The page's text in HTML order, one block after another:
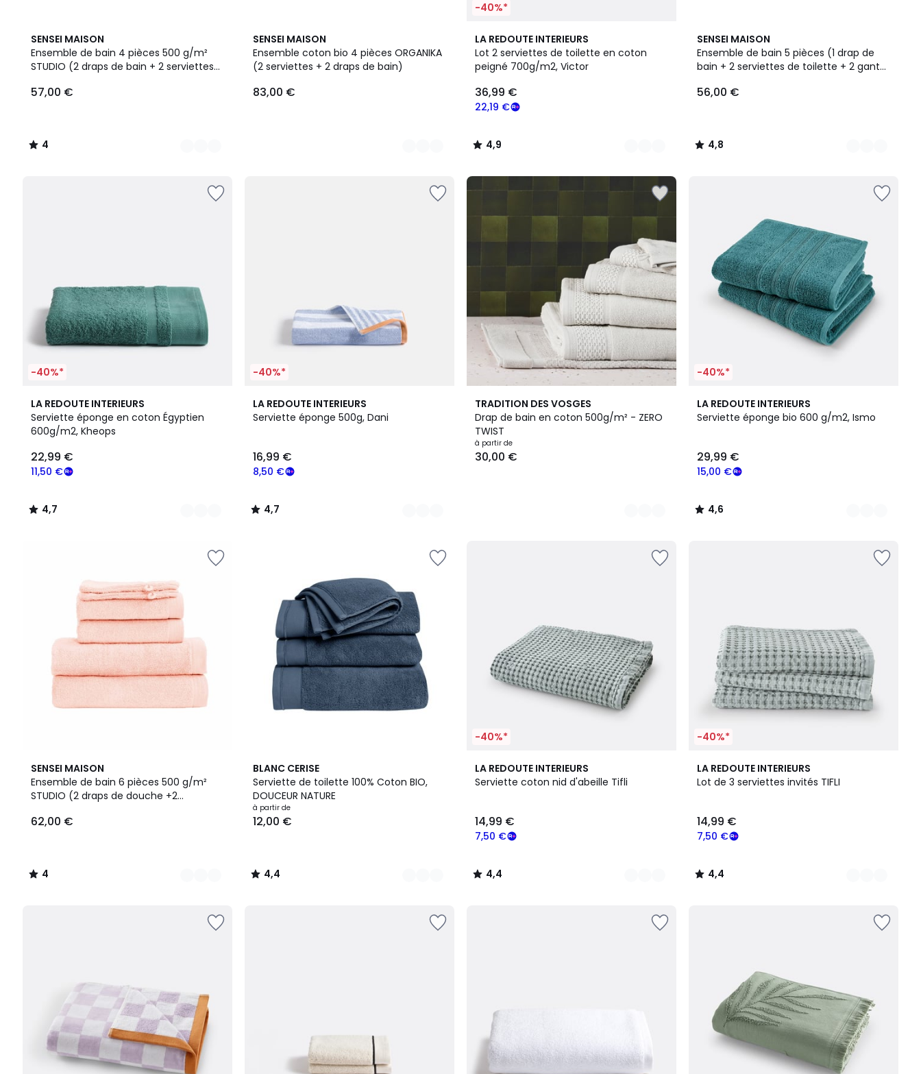
SENSEI MAISON
Ensemble de bain 4 pièces 500 g/m²
STUDIO (2 draps de bain + 2 serviettes
57,00 €
4
/
5
9
Couleurs
4
/
SENSEI MAISON
Ensemble coton bio 4 pièces ORGANIKA
(2 serviettes + 2 draps de bain)
83,00 €
6
Couleurs
-40%*
LA REDOUTE INTERIEURS
Lot 2 serviettes de toilette en coton
peigné 700g/m2, Victor
22,19 €
36,99 €
4,9
/ 5
8
Couleurs
4,9
/
SENSEI MAISON
Ensemble de bain 5 pièces (1 drap de
bain + 2 serviettes de toilette + 2 gants)
56,00 €
4,8
/ 5
16
Couleurs
4,8
/
-40%*
LA REDOUTE INTERIEURS
Serviette éponge en coton Égyptien
600g/m2, Kheops
11,50 €
22,99 €
4,7
/ 5
11
Couleurs
4,7
/
-40%*
LA REDOUTE INTERIEURS
Serviette éponge 500g, Dani
8,50 €
16,99 €
4,7
/ 5
10
Couleurs
4,7
/
TRADITION DES VOSGES
Drap de bain en coton 500g/m² - ZERO
TWIST
à partir de
30,00 €
14
Couleurs
-40%*
LA REDOUTE INTERIEURS
Serviette éponge bio 600 g/m2, Ismo
15,00 €
29,99 €
4,6
/ 5
9
Couleurs
4,6
/
SENSEI MAISON
Ensemble de bain 6 pièces 500 g/m²
STUDIO (2 draps de douche +2
62,00 €
4
/
5
2
Couleurs
4
/
BLANC CERISE
Serviette de toilette 100% Coton BIO,
DOUCEUR NATURE
à partir de
12,00 €
4,4
/ 5
10
Couleurs
4,4
/
-40%*
LA REDOUTE INTERIEURS
Serviette coton nid d'abeille Tifli
7,50 €
14,99 €
4,4
/ 5
6
Couleurs
4,4
/
-40%*
LA REDOUTE INTERIEURS
Lot de 3 serviettes invités TIFLI
7,50 €
14,99 €
4,4
/ 5
6
Couleurs
4,4
/